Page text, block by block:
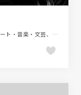
ギャラリー風、スタイリッシュ、デザイン・アート・音楽・文芸、ホワイト系、ポップ、施設・店舗サイト